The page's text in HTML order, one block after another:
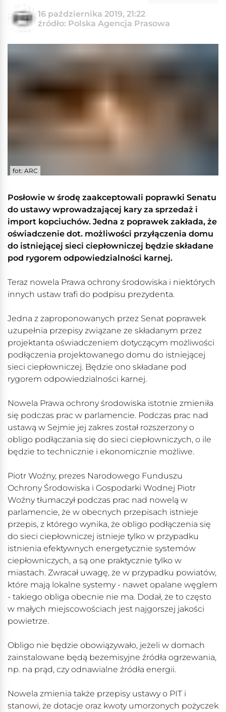
16 października 2019, 21:22
źródło: Polska Agencja Prasowa
fot: ARC
Posłowie w środę zaakceptowali poprawki Senatu
do ustawy wprowadzającej kary za sprzedaż i
import kopciuchów. Jedna z poprawek zakłada, że
oświadczenie dot. możliwości przyłączenia domu
do istniejącej sieci ciepłowniczej będzie składane
pod rygorem odpowiedzialności karnej.
Teraz nowela Prawa ochrony środowiska i niektórych
innych ustaw trafi do podpisu prezydenta.
Jedna z zaproponowanych przez Senat poprawek
uzupełnia przepisy związane ze składanym przez
projektanta oświadczeniem dotyczącym możliwości
podłączenia projektowanego domu do istniejącej
sieci ciepłowniczej. Będzie ono składane pod
rygorem odpowiedzialności karnej.
Nowela Prawa ochrony środowiska istotnie zmieniła
się podczas prac w parlamencie. Podczas prac nad
ustawą w Sejmie jej zakres został rozszerzony o
obligo podłączania się do sieci ciepłowniczych, o ile
będzie to technicznie i ekonomicznie możliwe.
Piotr Woźny, prezes Narodowego Funduszu
Ochrony Środowiska i Gospodarki Wodnej Piotr
Woźny tłumaczył podczas prac nad nowelą w
parlamencie, że w obecnych przepisach istnieje
przepis, z którego wynika, że obligo podłączenia się
do sieci ciepłowniczej istnieje tylko w przypadku
istnienia efektywnych energetycznie systemów
ciepłowniczych, a są one praktycznie tylko w
miastach. Zwracał uwagę, że w przypadku powiatów,
które mają lokalne systemy - nawet opalane węglem
- takiego obliga obecnie nie ma. Dodał, że to często
w małych miejscowościach jest najgorszej jakości
powietrze.
Obligo nie będzie obowiązywało, jeżeli w domach
zainstalowane będą bezemisyjne źródła ogrzewania,
np. na prąd, czy odnawialne źródła energii.
Nowela zmienia także przepisy ustawy o PIT i
stanowi, że dotacje oraz kwoty umorzonych pożyczek